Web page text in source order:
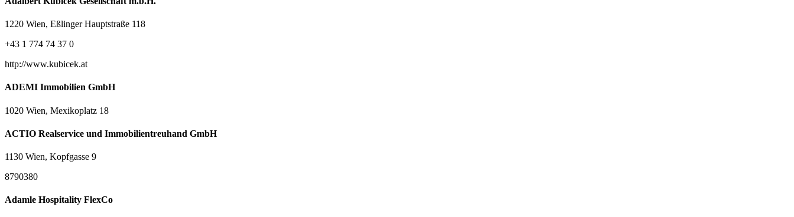
1220 Wien, Eßlinger Hauptstraße 118
+43 1 774 74 37 0
http://www.kubicek.at
ADEMI Immobilien GmbH
1020 Wien, Mexikoplatz 18
ACTIO Realservice und Immobilientreuhand GmbH
1130 Wien, Kopfgasse 9
8790380
Adamle Hospitality FlexCo